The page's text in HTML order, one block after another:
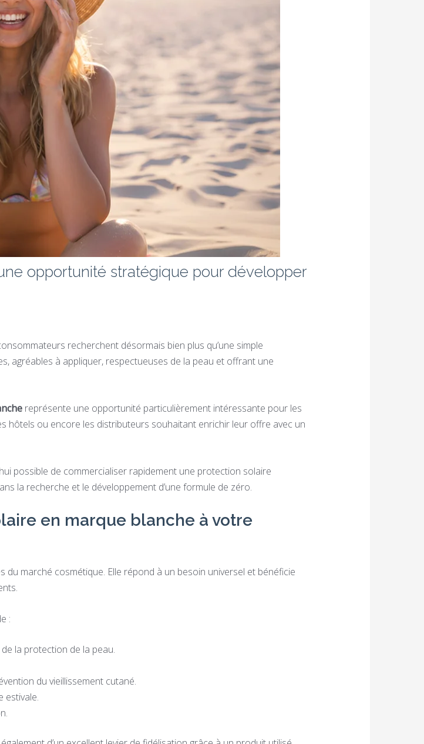
opportunité stratégique pour développer
recherchent désormais bien plus qu’une simple
agréables à appliquer, respectueuses de la peau et offrant une
représente une opportunité particulièrement intéressante pour les
hôtels ou encore les distributeurs souhaitant enrichir leur offre avec un
possible de commercialiser rapidement une protection solaire
la recherche et le développement d’une formule de zéro.
en marque blanche à votre
marché cosmétique. Elle répond à un besoin universel et bénéficie
:
la protection de la peau.
du vieillissement cutané.
estivale.